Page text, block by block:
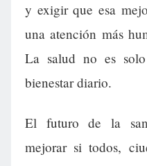
y exigir que esa
una atención más
La salud no es
bienestar diario.
El futuro de la
mejorar si todos,